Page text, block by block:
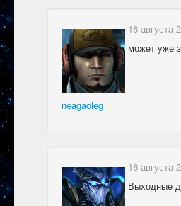
neagaoleg
16 августа
может уже
16 августа
Выходные